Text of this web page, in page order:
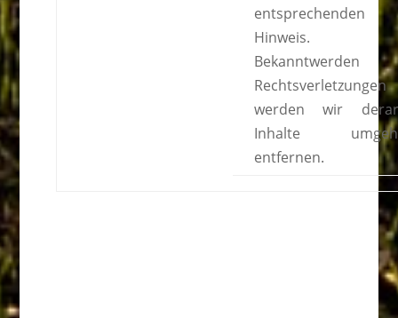
entsprechenden
Hinweis.
Bekanntwerden
Rechtsverletzungen
werden wir
Inhalte
entfernen.